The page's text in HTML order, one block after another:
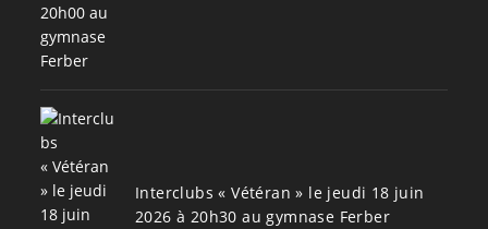
Interclubs « Vétéran » le jeudi 18 juin
2026 à 20h30 au gymnase Ferber